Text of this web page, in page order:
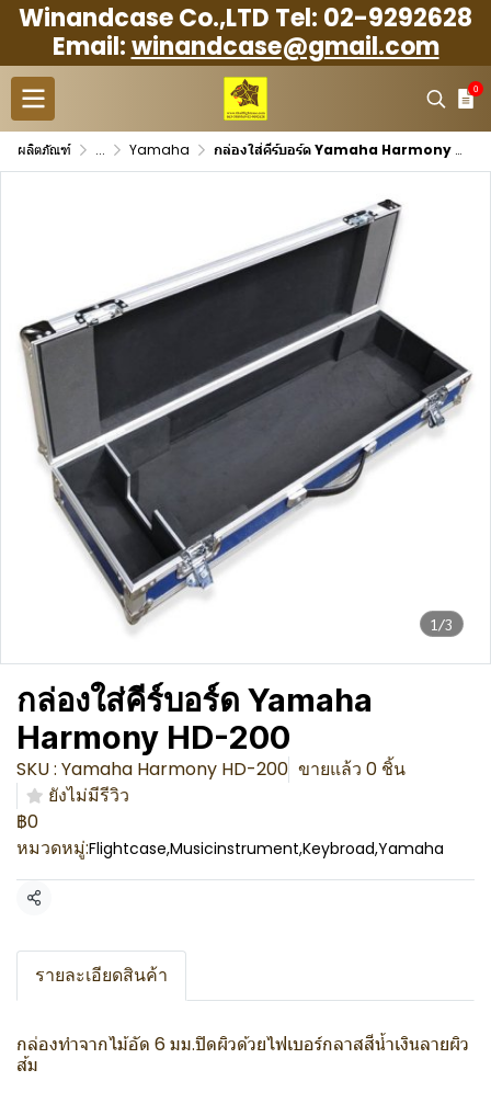
Winandcase Co.,LTD Tel: 02-9292628
Email:winandcase@gmail.com
0
ผลิตภัณฑ์ ... Yamaha กล่องใส่คีร์บอร์ด Yamaha Harmony HD-200
1/3
กล่องใส่คีร์บอร์ด Yamaha
Harmony HD-200
SKU : Yamaha Harmony HD-200 ขายแล้ว 0 ชิ้น
ยังไม่มีรีวิว
฿0
หมวดหมู่:Flightcase,Musicinstrument,Keybroad,Yamaha
แชร์
รายละเอียดสินค้า
กล่องทำจากไม้อัด 6 มม.ปิดผิวด้วยไฟเบอร์กลาสสีน้ำเงินลายผิว
ส้ม